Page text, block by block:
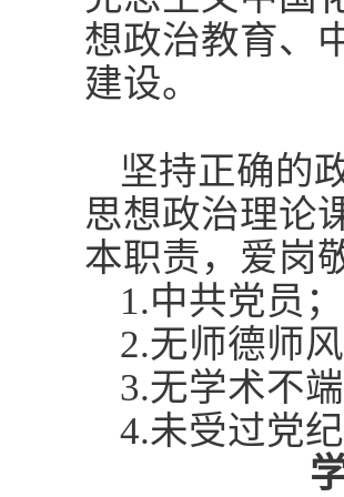
想政治教育、
建设。
坚持正确的
思想政治理论
本职责，爱岗
1.中共党员；
2.无师德师
3.无学术不
4.未受过党